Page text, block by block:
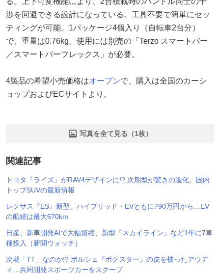
渉を回避できる設計になっている。工具不要で簡単にセッ
ティングが可能。1パッケージ4個入り（自転車2台分）
で、重量は0.76kg。使用には別売の「Terzo スマートバー
／スマートバーフレックス」が必要。
4製品の希望小売価格はオープンで、購入は全国のカーシ
ョップおよびECサイトより。
写真を全て見る（1枚）
関連記事
トヨタ『ライズ』がRAV4デザインに!? 次期型が驚きの進化、国内
トップSUVの最新情報
レクサス『ES』新型、ハイブリッド・EVともに790万円から…EV
の航続は最大670km
日産、新車開発AIで大幅短縮、新型『スカイライン』など1年に7車
種投入［新聞ウォッチ］
次期「TT」なのか!? ポルシェ『ボクスター』の皮を被ったアウデ
ィ…共同開発スポーツカーをスクープ